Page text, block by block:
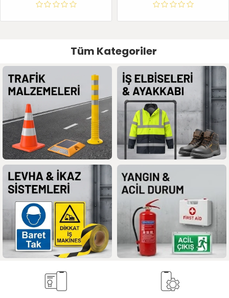
Tüm Kategoriler